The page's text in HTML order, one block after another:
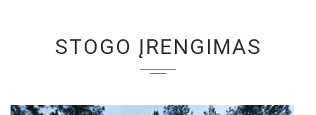
STOGO ĮRENGIMAS